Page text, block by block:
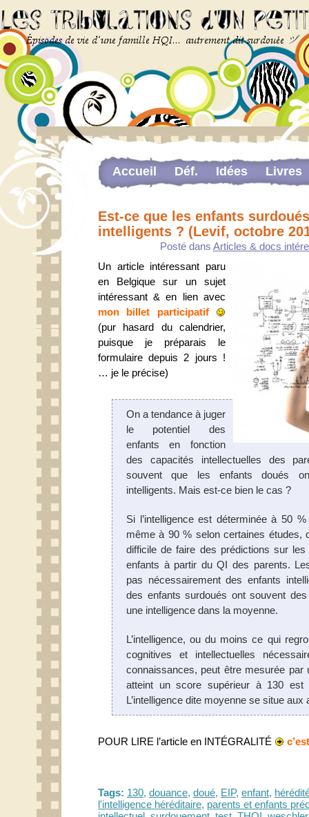
Accueil Déf. Idées
Livres
The last…
Web-congrès portant sur la
Est-ce que les enfants
intelligents ? (Levif, octobre
Posté dans Articles & docs
Un article intéressant paru
en Belgique sur un sujet
intéressant & en lien avec
mon billet participatif
(pur hasard du calendrier,
puisque je préparais le
formulaire depuis 2 jours !
… je le précise)
On a tendance à juger
le potentiel des
enfants en fonction
des capacités intellectuelles des
souvent que les enfants doués
intelligents. Mais est-ce bien le cas ?
Si l’intelligence est déterminée à 50
même à 90 % selon certaines études,
difficile de faire des prédictions sur
enfants à partir du QI des parents.
pas nécessairement des enfants
des enfants surdoués ont souvent
une intelligence dans la moyenne.
L’intelligence, ou du moins ce qui
cognitives et intellectuelles
connaissances, peut être mesurée
atteint un score supérieur à 130 est
L’intelligence dite moyenne se situe aux
POUR LIRE l’article en INTÉGRALITÉ
Tags: 130, douance, doué, EIP, enfant,
l'intelligence héréditaire, parents et enfants